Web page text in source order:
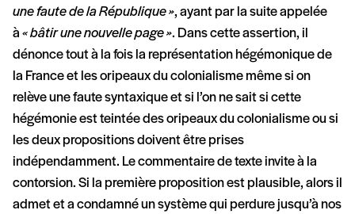
une faute de la République », ayant par la suite appelée
à « bâtir une nouvelle page ». Dans cette assertion, il
dénonce tout à la fois la représentation hégémonique de
la France et les oripeaux du colonialisme même si on
relève une faute syntaxique et si l’on ne sait si cette
hégémonie est teintée des oripeaux du colonialisme ou si
les deux propositions doivent être prises
indépendamment. Le commentaire de texte invite à la
contorsion. Si la première proposition est plausible, alors il
admet et a condamné un système qui perdure jusqu’à nos